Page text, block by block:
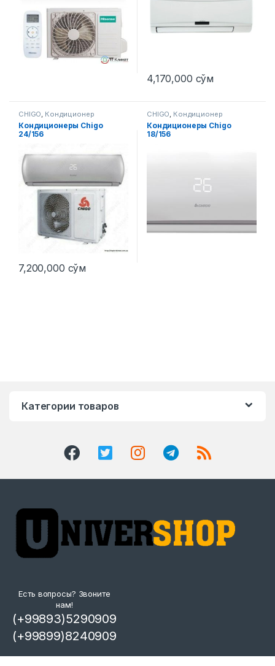
4,170,000 сўм
CHIGO, Кондиционер
Кондиционеры Chigo
24/156
7,200,000 сўм
CHIGO, Кондиционер
Кондиционеры Chigo
18/156
Категории товаров
Есть вопросы? Звоните
нам!
(+99893)5290909
(+99899)8240909